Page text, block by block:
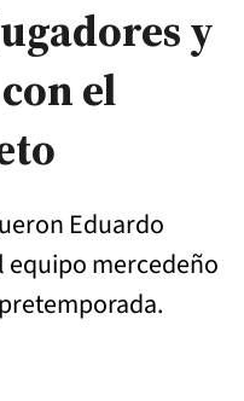
y
el
Eduardo
equipo mercedeño